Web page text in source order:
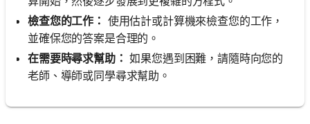
檢查您的工作： 使用估計或計算機來檢查您的工作，
並確保您的答案是合理的。
在需要時尋求幫助： 如果您遇到困難，請隨時向您的
老師、導師或同學尋求幫助。